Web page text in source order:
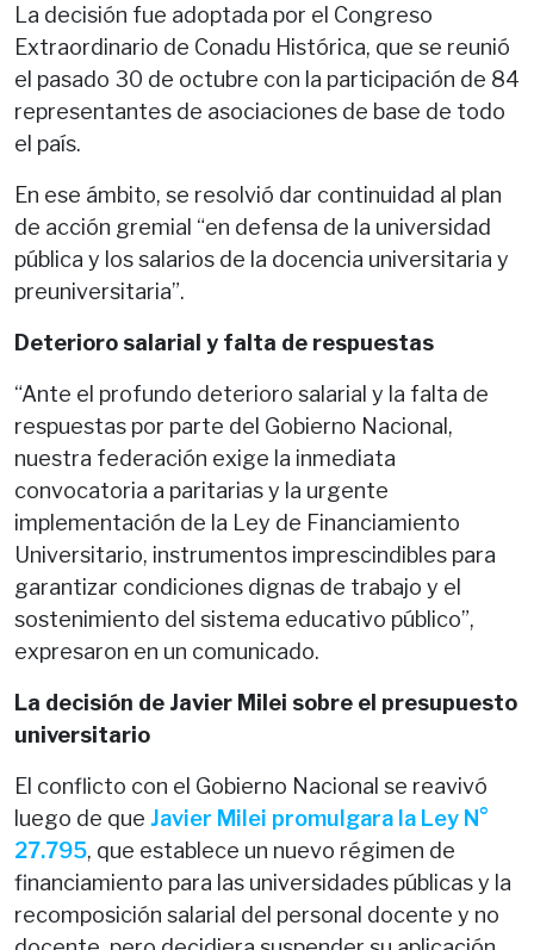
La decisión fue adoptada por el Congreso
Extraordinario de Conadu Histórica, que se reunió
el pasado 30 de octubre con la participación de 84
representantes de asociaciones de base de todo
el país.
En ese ámbito, se resolvió dar continuidad al plan
de acción gremial “en defensa de la universidad
pública y los salarios de la docencia universitaria y
preuniversitaria”.
Deterioro salarial y falta de respuestas
“Ante el profundo deterioro salarial y la falta de
respuestas por parte del Gobierno Nacional,
nuestra federación exige la inmediata
convocatoria a paritarias y la urgente
implementación de la Ley de Financiamiento
Universitario, instrumentos imprescindibles para
garantizar condiciones dignas de trabajo y el
sostenimiento del sistema educativo público”,
expresaron en un comunicado.
La decisión de Javier Milei sobre el presupuesto
universitario
El conflicto con el Gobierno Nacional se reavivó
luego de que Javier Milei promulgara la Ley N°
27.795, que establece un nuevo régimen de
financiamiento para las universidades públicas y la
recomposición salarial del personal docente y no